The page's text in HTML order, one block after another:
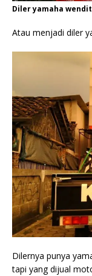
Diler yamaha
Atau menjadi diler
Dilernya punya
tapi yang dijual